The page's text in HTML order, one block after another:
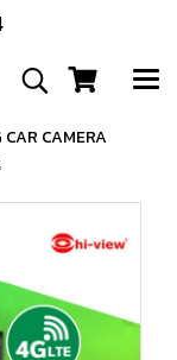
CAR CAMERA